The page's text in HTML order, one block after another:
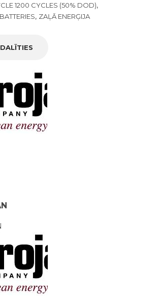
1200 CYCLES (50% DOD),
, ZAĻĀ ENERĢIJA
DALĪTIES